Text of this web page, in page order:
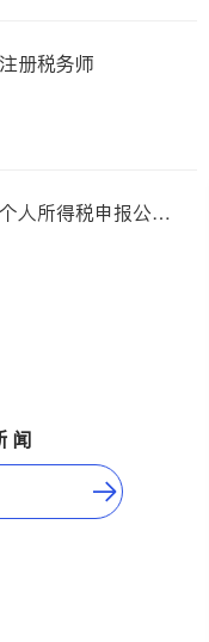
册税务师
人所得税申报公司
闻